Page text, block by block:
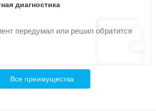
диагностика
передумал или решил обратится
Все преимущества